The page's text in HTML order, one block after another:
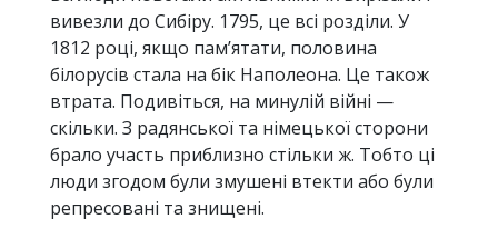
вивезли до Сибіру. 1795, це всі розділи. У
1812 році, якщо пам’ятати, половина
білорусів стала на бік Наполеона. Це також
втрата. Подивіться, на минулій війні —
скільки. З радянської та німецької сторони
брало участь приблизно стільки ж. Тобто ці
люди згодом були змушені втекти або були
репресовані та знищені.